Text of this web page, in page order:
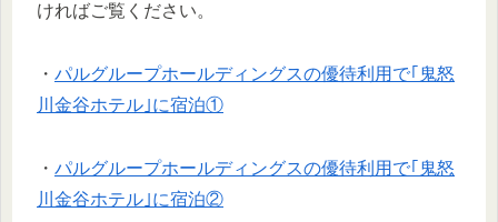
ければご覧ください。
・ パルグループホールディングスの優待利用で｢鬼怒
川金谷ホテル｣に宿泊①
・ パルグループホールディングスの優待利用で｢鬼怒
川金谷ホテル｣に宿泊②